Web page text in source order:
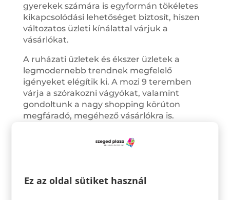
gyerekek számára is egyformán tökéletes
kikapcsolódási lehetőséget biztosít, hiszen
változatos üzleti kínálattal várjuk a
vásárlókat.
A ruházati üzletek és ékszer üzletek a
legmodernebb trendnek megfelelő
igényeket elégítik ki. A mozi 9 teremben
várja a szórakozni vágyókat, valamint
gondoltunk a nagy shopping körúton
megfáradó, megéhező vásárlókra is.
központ 2003-ban nyitotta meg kapuit és
A Plaza alatt elhelyezkedő parkolókat pedig
Ez az oldal sütiket használ